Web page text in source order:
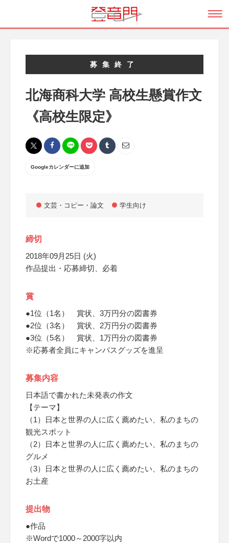
募集終了
北海商科大学 高校生懸賞作文
《高校生限定》
Googleカレンダーに追加
文芸・コピー・論文 学生向け
締切
2018年09月25日 (火)
作品提出・応募締切、必着
賞
●1位（1名） 賞状、3万円分の図書券
●2位（3名） 賞状、2万円分の図書券
●3位（5名） 賞状、1万円分の図書券
※応募者全員にキャンパスグッズを進呈
募集内容
日本語で書かれた未発表の作文
【テーマ】
（1）日本と世界の人に広く薦めたい、私のまちの
観光スポット
（2）日本と世界の人に広く薦めたい、私のまちの
グルメ
（3）日本と世界の人に広く薦めたい、私のまちの
お土産
提出物
●作品
※Wordで1000～2000字以内